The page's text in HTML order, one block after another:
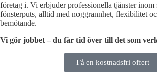
företag i. Vi erbjuder professionella tjänster
fönsterputs, alltid med noggrannhet, flexibilitet
bemötande.
Vi gör jobbet – du får tid över till det som
Få en kostnadsfri offert